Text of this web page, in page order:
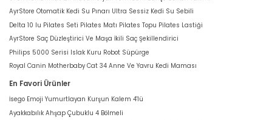
AyrStore Otomatik Kedi Su Pınarı Ultra Sessiz Kedi Su Sebili
Delta 10 lu Pilates Seti Pilates Matı Pilates Topu Pilates Lastiği
AyrStore Saç Düzleştirici Ve Maşa İkili Saç Şekillendirici
Philips 5000 Serisi Islak Kuru Robot Süpürge
Royal Canin Motherbaby Cat 34 Anne Ve Yavru Kedi Maması
En Favori Ürünler
İsego Emoji Yumurtlayan Kurşun Kalem 4'lü
Ayakkabılık Ahşap Çubuklu 4 Bölmeli